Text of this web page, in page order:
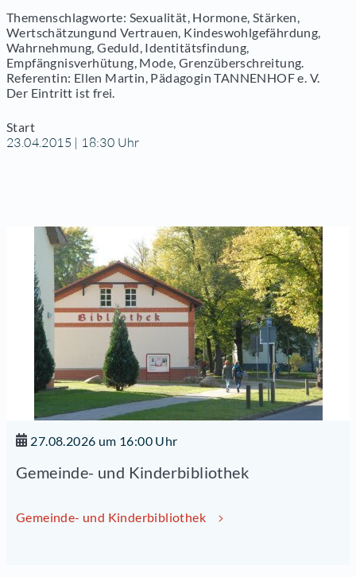
Themenschlagworte: Sexualität, Hormone, Stärken,
Wertschätzungund Vertrauen, Kindeswohlgefährdung,
Wahrnehmung, Geduld, Identitätsfindung,
Empfängnisverhütung, Mode, Grenzüberschreitung.
Referentin: Ellen Martin, Pädagogin TANNENHOF e. V.
Der Eintritt ist frei.
Start
23.04.2015 | 18:30 Uhr
27.08.2026 um 16:00 Uhr
Gemeinde- und Kinderbibliothek
Gemeinde- und Kinderbibliothek